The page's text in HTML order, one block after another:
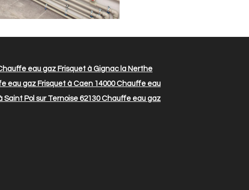
eau gaz Frisquet à Gignac la Nerthe
eau gaz Frisquet à Caen 14000Chauffe eau
Pol sur Ternoise 62130Chauffe eau gaz